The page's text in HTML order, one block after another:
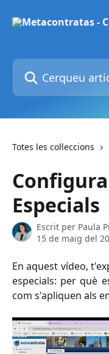
Cerqueu articles...
Totes les col·leccions
Especials
Escrit per Paula
15 de maig del
En aquest vídeo,
especials: per què
com s'apliquen als